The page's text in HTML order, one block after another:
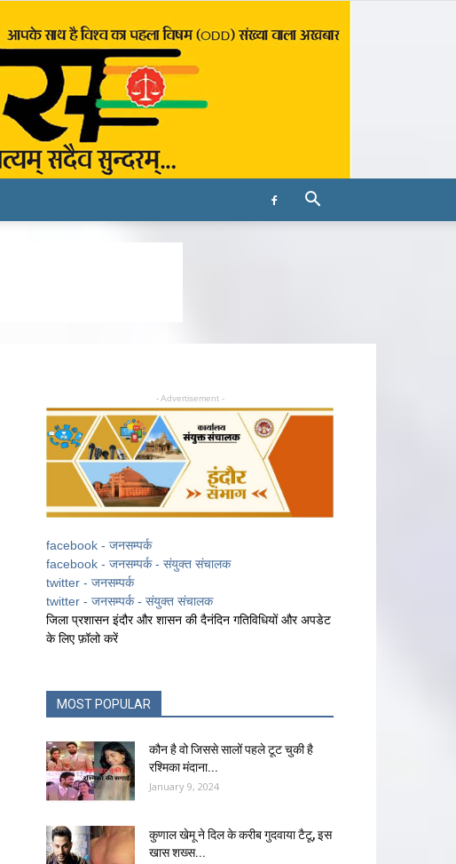
- Advertisement -
facebook - जनसम्पर्क
facebook - जनसम्पर्क - संयुक्त संचालक
twitter - जनसम्पर्क
twitter - जनसम्पर्क - संयुक्त संचालक
जिला प्रशासन इंदौर और शासन की दैनंदिन गतिविधियों और अपडेट
के लिए फ़ॉलो करें
MOST POPULAR
कौन है वो जिससे सालों पहले टूट चुकी है
रश्मिका मंदाना...
January 9, 2024
कुणाल खेमू ने दिल के करीब गुदवाया टैटू, इस
खास शख्स...